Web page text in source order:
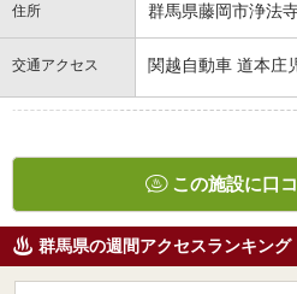
住所 群馬県藤岡市浄法
交通アクセス 関越自動車 道本庄
この施設に口
群馬県の週間アクセスランキング